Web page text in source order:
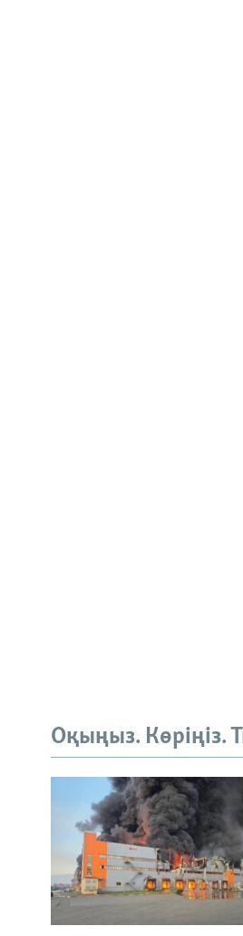
Оқыңыз. Көріңіз.